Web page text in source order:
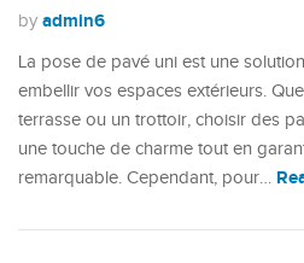
by admin6
La pose de pavé uni est une
embellir vos espaces extérieurs.
terrasse ou un trottoir, choisir des
une touche de charme tout en
remarquable. Cependant, pour…